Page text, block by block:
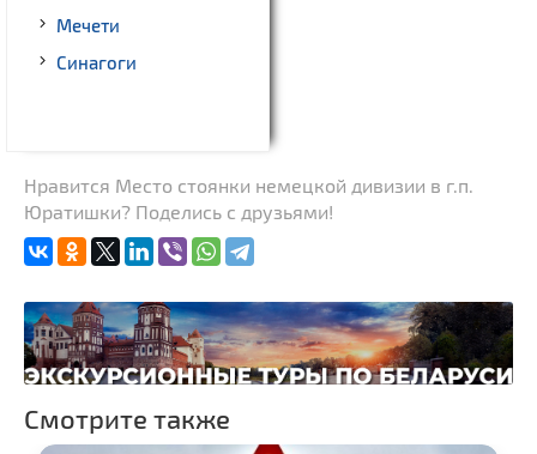
Мечети
Синагоги
Нравится Место стоянки немецкой дивизии в г.п.
Юратишки? Поделись с друзьями!
Смотрите также